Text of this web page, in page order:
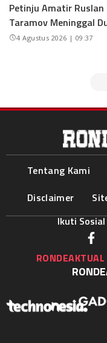
Petinju Amatir Ruslan
Taramov Meninggal
4 Agustus 2026 | 09:37
Tentang Kami
Disclaimer
Ikuti Sosial
RONDEAKTUAL